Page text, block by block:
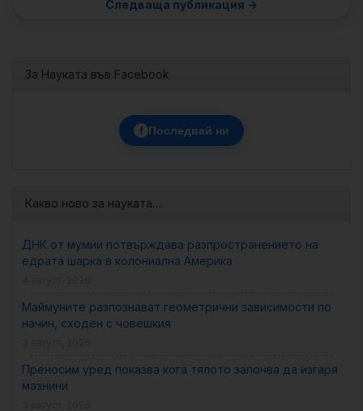
За Науката във Facebook
f Последвай ни
Какво ново за науката…
ДНК от мумии потвърждава разпространението на
едрата шарка в колониална Америка
Маймуните разпознават геометрични зависимости по
начин, сходен с човешкия
Преносим уред показва кога тялото започва да изгаря
мазнини